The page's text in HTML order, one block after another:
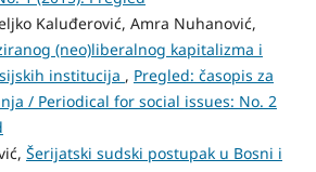
Kaluđerović, Amra Nuhanović,
(neo)liberalnog kapitalizma i
institucija , Pregled: časopis za
/ Periodical for social issues: No. 2
Šerijatski sudski postupak u Bosni i